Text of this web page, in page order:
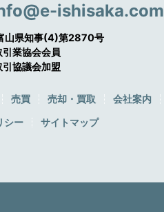
ishisaka.com
山県知事(4)第2870号
業協会会員
協議会加盟
売買 売却・買取 会社案内
シー
サイトマップ